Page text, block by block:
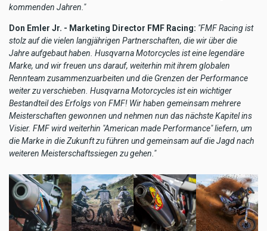
kommenden Jahren."
Don Emler Jr. - Marketing Director FMF Racing: "FMF Racing ist
stolz auf die vielen langjährigen Partnerschaften, die wir über die
Jahre aufgebaut haben. Husqvarna Motorcycles ist eine legendäre
Marke, und wir freuen uns darauf, weiterhin mit ihrem globalen
Rennteam zusammenzuarbeiten und die Grenzen der Performance
weiter zu verschieben. Husqvarna Motorcycles ist ein wichtiger
Bestandteil des Erfolgs von FMF! Wir haben gemeinsam mehrere
Meisterschaften gewonnen und nehmen nun das nächste Kapitel ins
Visier. FMF wird weiterhin "American made Performance" liefern, um
die Marke in die Zukunft zu führen und gemeinsam auf die Jagd nach
weiteren Meisterschaftssiegen zu gehen."